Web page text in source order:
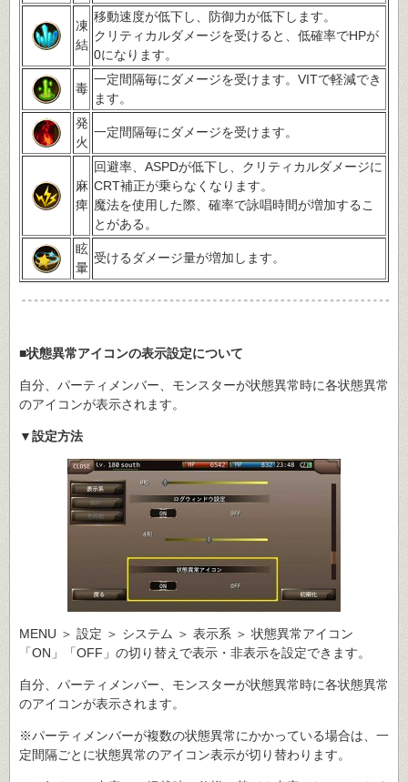
凍
結
移動速度が低下し、防御力が低下します。
クリティカルダメージを受けると、低確率でHPが
0になります。
毒
一定間隔毎にダメージを受けます。VITで軽減でき
ます。
発
火
一定間隔毎にダメージを受けます。
麻
痺
回避率、ASPDが低下し、クリティカルダメージに
CRT補正が乗らなくなります。
魔法を使用した際、確率で詠唱時間が増加するこ
とがある。
眩
暈
受けるダメージ量が増加します。
■状態異常アイコンの表示設定について
自分、パーティメンバー、モンスターが状態異常時に各状態異常
のアイコンが表示されます。
▼設定方法
MENU ＞ 設定 ＞ システム ＞ 表示系 ＞ 状態異常アイコン
「ON」「OFF」の切り替えで表示・非表示を設定できます。
自分、パーティメンバー、モンスターが状態異常時に各状態異常
のアイコンが表示されます。
※パーティメンバーが複数の状態異常にかかっている場合は、一
定間隔ごとに状態異常のアイコン表示が切り替わります。